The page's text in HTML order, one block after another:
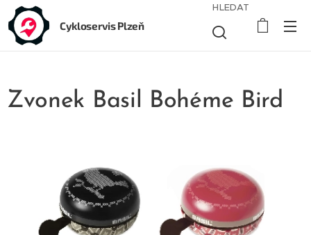
Cykloservis Plzeň
HLEDAT
Zvonek Basil Bohéme Bird